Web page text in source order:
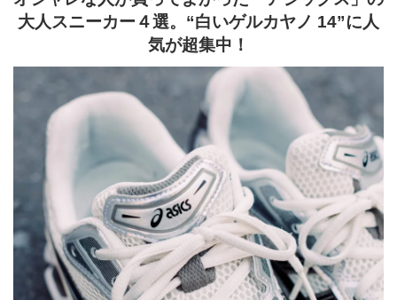
大人スニーカー４選。“白いゲルカヤノ 14”に人
気が超集中！